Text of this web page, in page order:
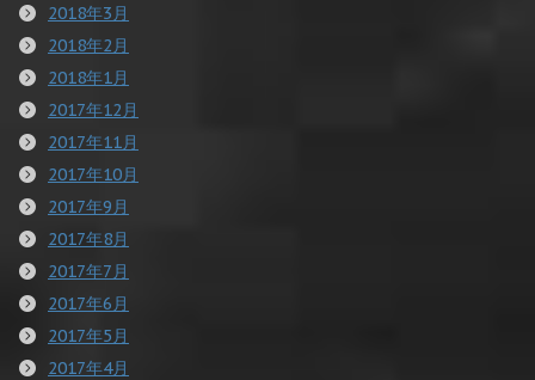
2018年3月
2018年2月
2018年1月
2017年12月
2017年11月
2017年10月
2017年9月
2017年8月
2017年7月
2017年6月
2017年5月
2017年4月